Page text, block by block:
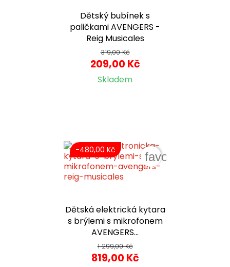
Dětský bubínek s
paličkami AVENGERS -
Reig Musicales
319,00 Kč
209,00 Kč
Skladem
Dětská elektrická kytara
s brýlemi s mikrofonem
AVENGERS...
1 299,00 Kč
819,00 Kč
-480,00 Kč
favorite_border